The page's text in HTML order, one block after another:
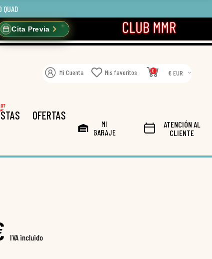
QUAD
Cita Previa
Mi Cuenta Mis favoritos 0 € EUR
OFERTAS
MI
GARAJE
ATENCIÓN AL
CLIENTE
IVA incluido